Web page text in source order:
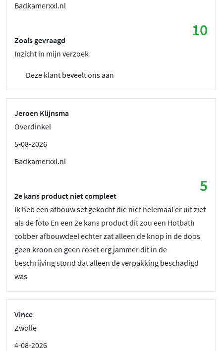
Badkamerxxl.nl
10
Zoals gevraagd
Inzicht in mijn verzoek
Deze klant beveelt ons aan
Jeroen Klijnsma
Overdinkel
5-08-2026
Badkamerxxl.nl
5
2e kans product niet compleet
Ik heb een afbouw set gekocht die niet helemaal er uit ziet
als de foto En een 2e kans product dit zou een Hotbath
cobber afbouwdeel echter zat alleen de knop in de doos
geen kroon en geen roset erg jammer dit in de
beschrijving stond dat alleen de verpakking beschadigd
was
Vince
Zwolle
4-08-2026